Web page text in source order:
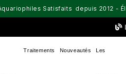
Satisfaits depuis 2012 -
Traitements Nouveautés Les